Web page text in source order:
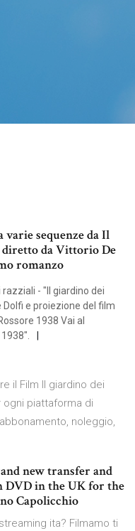
varie sequenze da Il
da Vittorio De
romanzo
- "Il giardino dei
Dolfi e proiezione del film
1938 Vai al
il Film Il giardino dei
ogni piattaforma di
noleggio,
new transfer and
DVD in the UK for the
Capolicchio
ita? Filmamo ti